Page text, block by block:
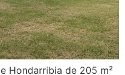
Hondarribia de 205 m²